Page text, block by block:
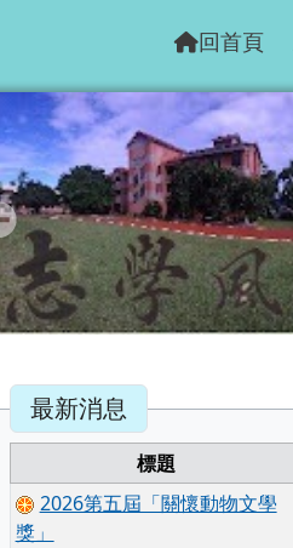
回首頁
最新消息
標題
2026第五屆「關懷動物文學
獎」